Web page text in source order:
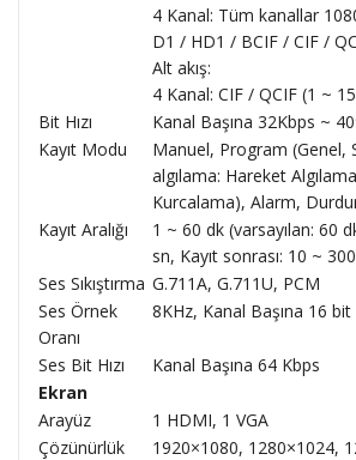
4 Kanal: Tüm kanallar
D1 / HD1 / BCIF / CIF /
Alt akış:
4 Kanal: CIF / QCIF (1 ~
Bit Hızı
Kanal Başına 32Kbps ~
Kayıt Modu
Manuel, Program (Genel,
algılama: Hareket
Kurcalama), Alarm,
Kayıt Aralığı
1 ~ 60 dk (varsayılan: 60
sn, Kayıt sonrası: 10 ~
Ses Sıkıştırma G.711A, G.711U, PCM
Ses Örnek
Oranı
8KHz, Kanal Başına 16 bit
Ses Bit Hızı
Kanal Başına 64 Kbps
Ekran
Arayüz
1 HDMI, 1 VGA
Çözünürlük
1920×1080, 1280×1024,